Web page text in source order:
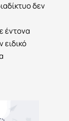
δεν
έντονα